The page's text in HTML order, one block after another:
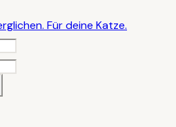
Für deine Katze.